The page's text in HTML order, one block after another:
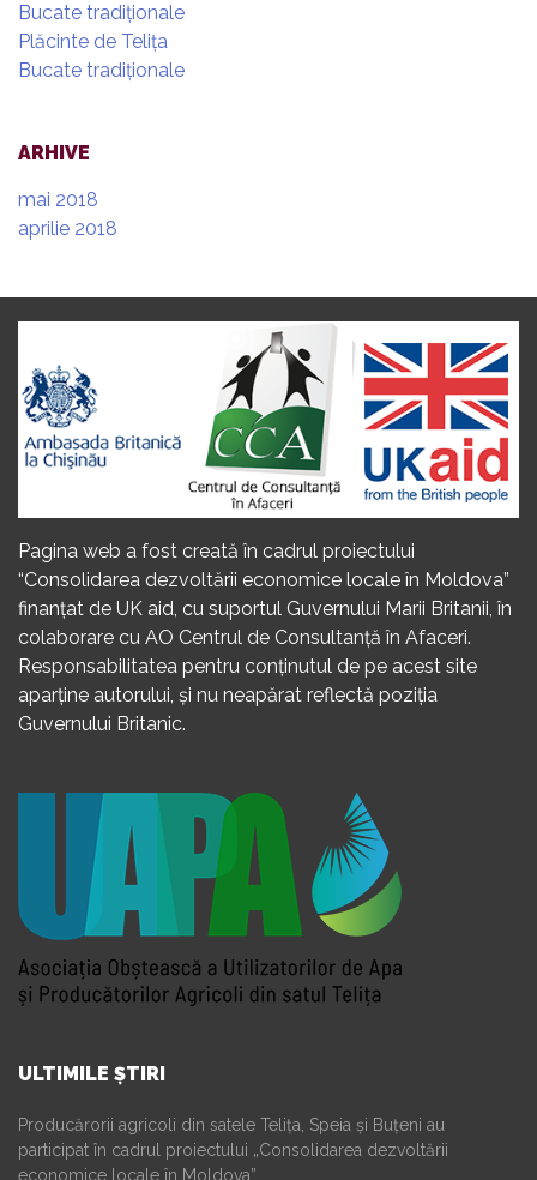
Contacte
Bucate tradiționale
Plăcinte de Telița
Bucate tradiționale
ARHIVE
mai 2018
aprilie 2018
Pagina web a fost creată în cadrul proiectului
“Consolidarea dezvoltării economice locale în Moldova”
finanțat de UK aid, cu suportul Guvernului Marii Britanii, în
colaborare cu AO Centrul de Consultanță în Afaceri.
Responsabilitatea pentru conținutul de pe acest site
aparține autorului, și nu neapărat reflectă poziția
Guvernului Britanic.
ULTIMILE ȘTIRI
Producărorii agricoli din satele Telița, Speia și Buțeni au
participat în cadrul proiectului „Consolidarea dezvoltării
economice locale în Moldova”